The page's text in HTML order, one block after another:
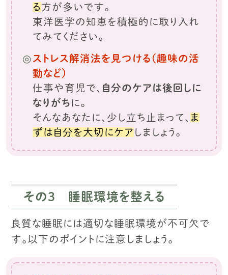
る 方が多いです。
東洋医学の知恵を積極的に取り入れ
てみてください。
ストレス解消法を見つける（趣味の活
動など）
仕事や育児で、 自分のケアは後回しに
なりがち に。
そんなあなたに、少し立ち止まって、 ま
ずは自分を大切にケア しましょう。
その3 睡眠環境を整える
良質な睡眠には適切な睡眠環境が不可欠で
す。以下のポイントに注意しましょう。